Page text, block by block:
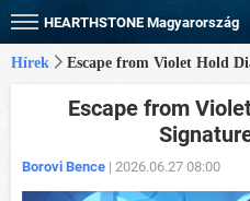
HEARTHSTONE Magyarország
Hírek Escape from Violet Hold
Escape from
Borovi Bence | 2026.06.27 08:00